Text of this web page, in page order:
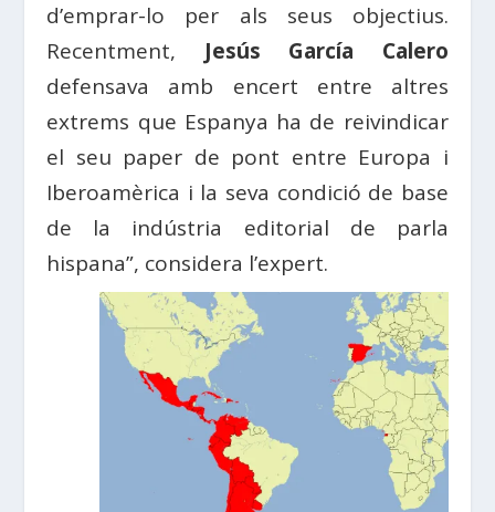
d’emprar-lo per als seus objectius.
Recentment, Jesús García Calero
defensava amb encert entre altres
extrems que Espanya ha de reivindicar
el seu paper de pont entre Europa i
Iberoamèrica i la seva condició de base
de la indústria editorial de parla
hispana”, considera l’expert.